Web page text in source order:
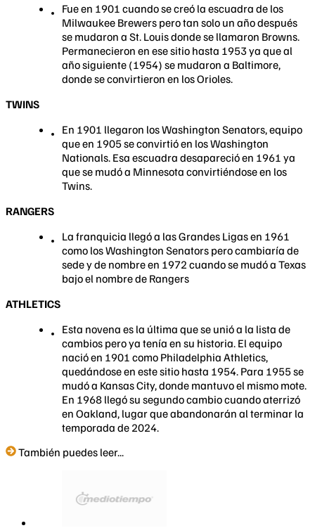
Fue en 1901 cuando se creó la escuadra de los
Milwaukee Brewers pero tan solo un año después
se mudaron a St. Louis donde se llamaron Browns.
Permanecieron en ese sitio hasta 1953 ya que al
año siguiente (1954) se mudaron a Baltimore,
donde se convirtieron en los Orioles.
TWINS
En 1901 llegaron los Washington Senators, equipo
que en 1905 se convirtió en los Washington
Nationals. Esa escuadra desapareció en 1961 ya
que se mudó a Minnesota convirtiéndose en los
Twins.
RANGERS
La franquicia llegó a las Grandes Ligas en 1961
como los Washington Senators pero cambiaría de
sede y de nombre en 1972 cuando se mudó a Texas
bajo el nombre de Rangers
ATHLETICS
Esta novena es la última que se unió a la lista de
cambios pero ya tenía en su historia. El equipo
nació en 1901 como Philadelphia Athletics,
quedándose en este sitio hasta 1954. Para 1955 se
mudó a Kansas City, donde mantuvo el mismo mote.
En 1968 llegó su segundo cambio cuando aterrizó
en Oakland, lugar que abandonarán al terminar la
temporada de 2024.
También puedes leer...